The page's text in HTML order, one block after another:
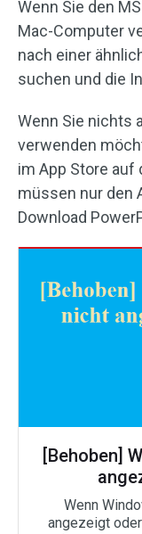
Wenn Sie den
Mac-Computer
nach einer
suchen und die
Wenn Sie nichts
verwenden
im App Store auf
müssen nur den
Download
[Behoben]
Wenn
angezeigt